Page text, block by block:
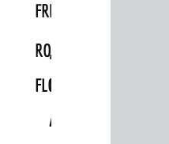
FRÜHLING
HERBST
RODENSTEINER
FLOHMARKT
„WOINEM
LIVE“
AM